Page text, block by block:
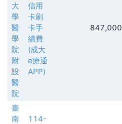
大
學
醫
學
院
附
設
醫
院
信用
卡刷
卡手
續費
(成大
e療通
APP)
847,000
臺
南
114-